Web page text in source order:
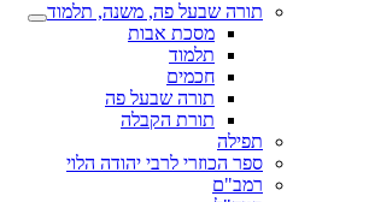
תורה שבעל פה, משנה, תלמוד
מסכת אבות
תלמוד
חכמים
תורה שבעל פה
תורת הקבלה
תפילה
ספר הכוזרי לרבי יהודה הלוי
רמב"ם